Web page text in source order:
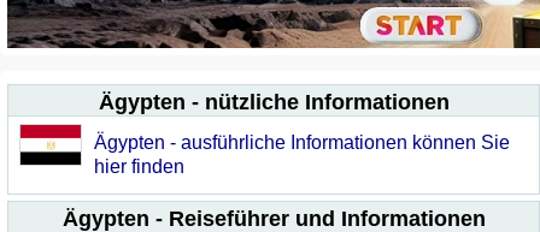
Ägypten - nützliche Informationen
Ägypten - ausführliche Informationen können Sie
hier finden
Ägypten - Reiseführer und Informationen